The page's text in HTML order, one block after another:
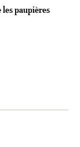
les paupières